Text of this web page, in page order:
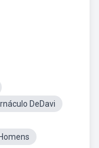
DeDavi